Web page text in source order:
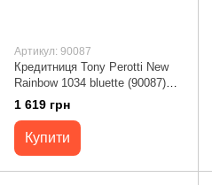
Артикул: 90087
Кредитниця Tony Perotti New
Rainbow 1034 bluette (90087)
Синя
1 619 грн
Купити